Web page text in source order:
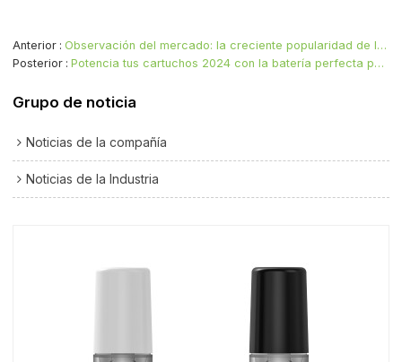
Anterior
Observación del mercado: la creciente popularidad de los vaporizadores de cápsulas de cannabis
Posterior
Potencia tus cartuchos 2024 con la batería perfecta para vaporizador 510
Grupo de noticia
Noticias de la compañía
Noticias de la Industria